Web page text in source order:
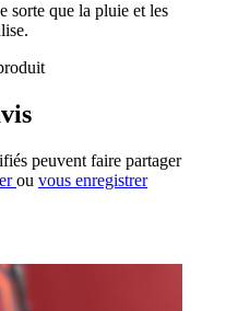
sorte que la pluie et les
peuvent faire partager
ou vous enregistrer